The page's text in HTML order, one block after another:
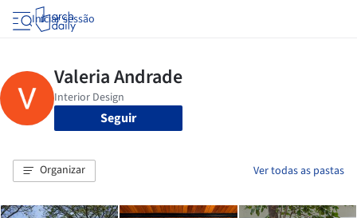
Iniciar sessão
Seguir
Organizar Ver todas as pastas